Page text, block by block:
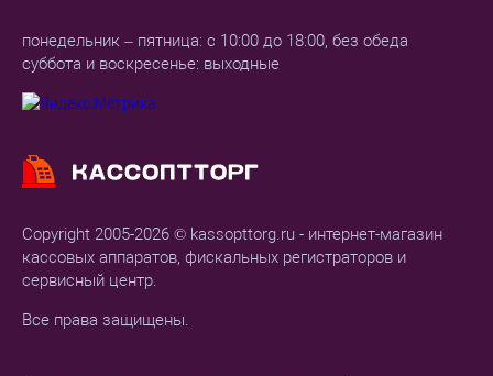
Copyright 2005-2026 © kassopttorg.ru - интернет-магазин
кассовых аппаратов, фискальных регистраторов и
сервисный центр.
Все права защищены.
понедельник – пятница: с 10:00 до 18:00, без обеда
суббота и воскресенье: выходные